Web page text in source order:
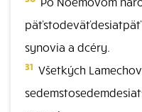
päťstodeväťdesiatpäť
synovia a dcéry.
31 Všetkých